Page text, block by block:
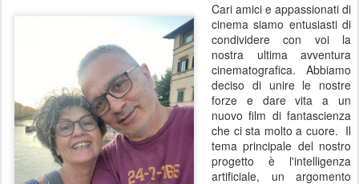
Cari amici e appassionati di
cinema siamo entusiasti di
condividere con voi la
nostra ultima avventura
cinematografica. Abbiamo
deciso di unire le nostre
forze e dare vita a un
nuovo film di fantascienza
che ci sta molto a cuore. Il
tema principale del nostro
progetto è l'intelligenza
artificiale, un argomento